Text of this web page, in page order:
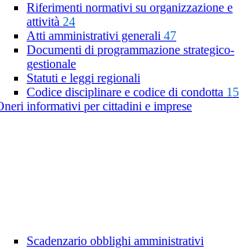
Riferimenti normativi su organizzazione e
attività 24
Atti amministrativi generali 47
Documenti di programmazione strategico-
gestionale
Statuti e leggi regionali
Codice disciplinare e codice di condotta 15
informativi per cittadini e imprese
Scadenzario obblighi amministrativi